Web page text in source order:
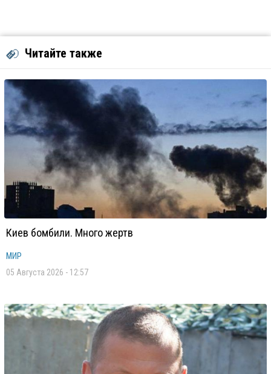
Читайте также
Киев бомбили. Много жертв
МИР
05 Августа 2026 - 12:57